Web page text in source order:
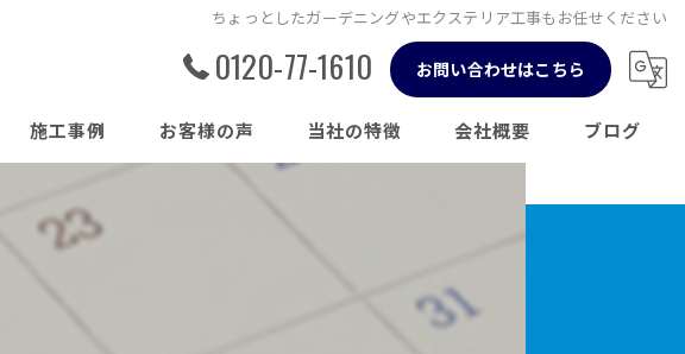
ちょっとしたガーデニングやエクステリア工事もお任せください
0120-77-1610 お問い合わせはこちら
施工事例 お客様の声 当社の特徴 会社概要 ブログ
コラム